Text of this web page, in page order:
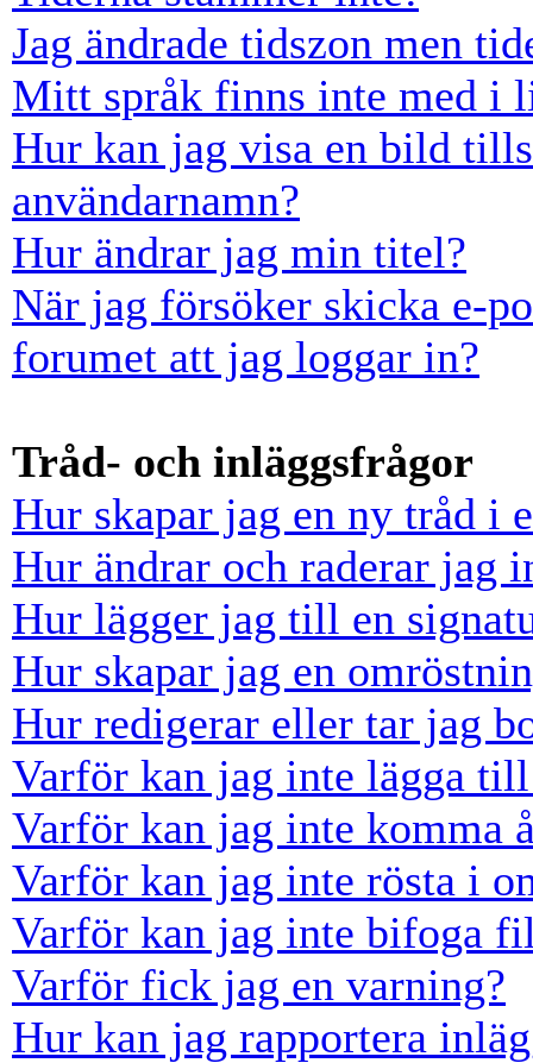
Jag ändrade tidszon men
Mitt språk finns inte med i
Hur kan jag visa en bild
användarnamn?
Hur ändrar jag min titel?
När jag försöker skicka e-
forumet att jag loggar in?
Tråd- och inläggsfrågor
Hur skapar jag en ny tråd i
Hur ändrar och raderar jag
Hur lägger jag till en
Hur skapar jag en
Hur redigerar eller tar jag
Varför kan jag inte lägga
Varför kan jag inte komma
Varför kan jag inte rösta i
Varför kan jag inte bifoga
Varför fick jag en varning?
Hur kan jag rapportera